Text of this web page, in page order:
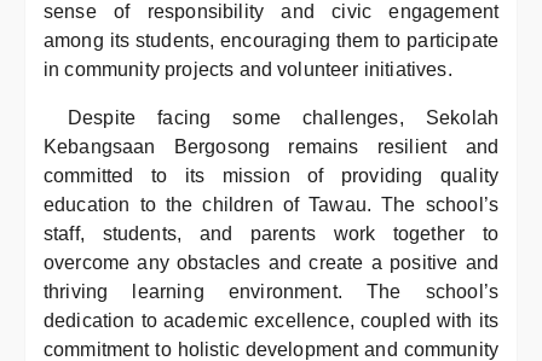
sense of responsibility and civic engagement
among its students, encouraging them to participate
in community projects and volunteer initiatives.
Despite facing some challenges, Sekolah
Kebangsaan Bergosong remains resilient and
committed to its mission of providing quality
education to the children of Tawau. The school’s
staff, students, and parents work together to
overcome any obstacles and create a positive and
thriving learning environment. The school’s
dedication to academic excellence, coupled with its
commitment to holistic development and community